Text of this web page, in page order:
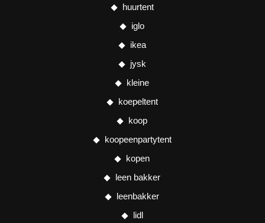
huurtent
iglo
ikea
jysk
kleine
koepeltent
koop
koopeenpartytent
kopen
leen bakker
leenbakker
lidl